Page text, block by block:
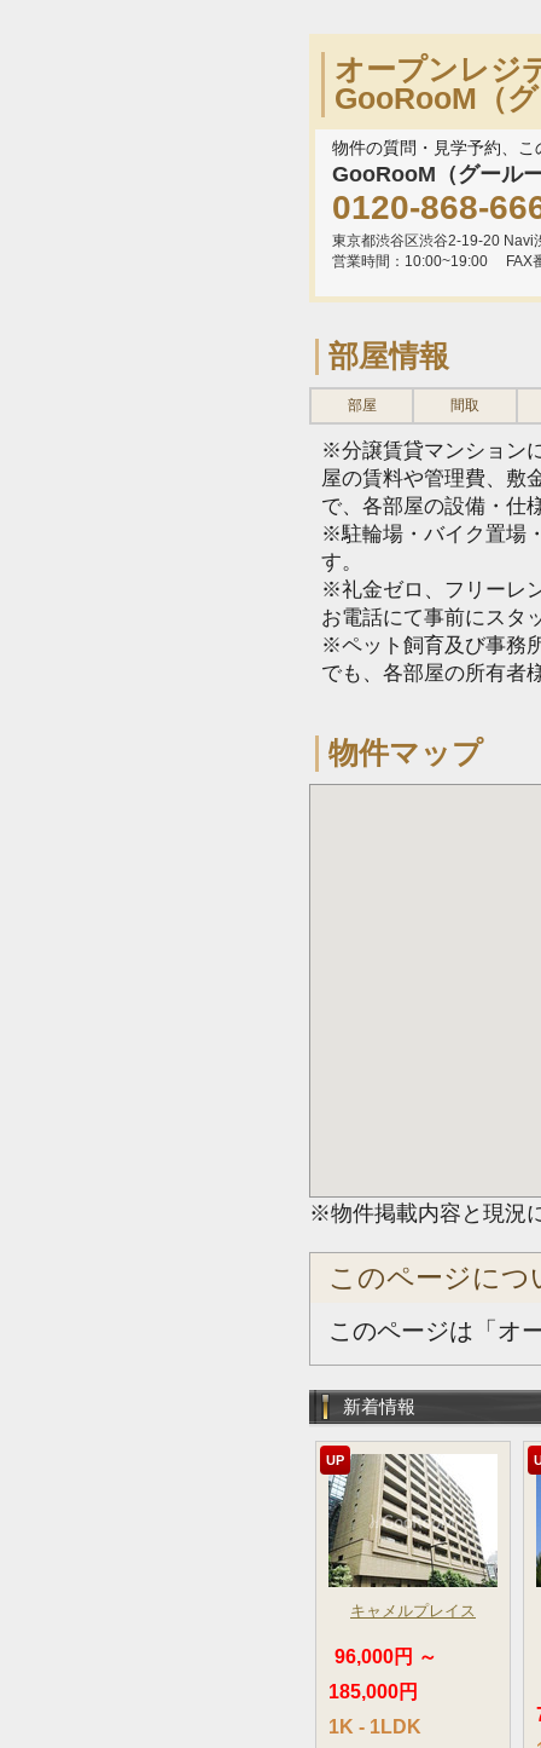
オープンレジ
GooRooM（
物件の質問・見学予約、
GooRooM（グール
0120-868-
東京都渋谷区渋谷2-19-20 Navi
営業時間：10:00~19:00
FAX
部屋情報
部屋 間取
※分譲賃貸マンション
屋の賃料や管理費、敷
で、各部屋の設備・仕
※駐輪場・バイク置場
す。
※礼金ゼロ、フリーレ
お電話にて事前にスタ
※ペット飼育及び事務
でも、各部屋の所有者
物件マップ
※物件掲載内容と現況
このページにつ
このページは「オ
新着情報
UP
キャメルプレイス
96,000円 ～
185,000円
1K - 1LDK